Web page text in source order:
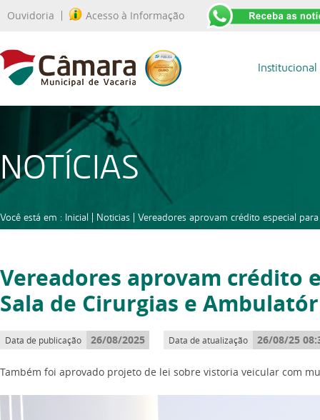
Ouvidoria Acesso à Informação
Institucional
NOTÍCIAS
Você está em : Inicial Noticias Vereadores aprovam crédito especial
Vereadores aprovam crédito
Sala de Cirurgias e
Data de publicação 26/08/2025 Data de atualização 26/08/25
Também foi aprovado projeto de lei sobre vistoria veicular com